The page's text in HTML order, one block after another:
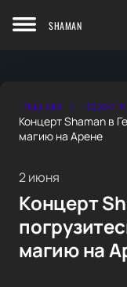
SHAMAN
Главная
Новости
Концерт Shaman в
магию на Арене
2 июня
Концерт
магию на